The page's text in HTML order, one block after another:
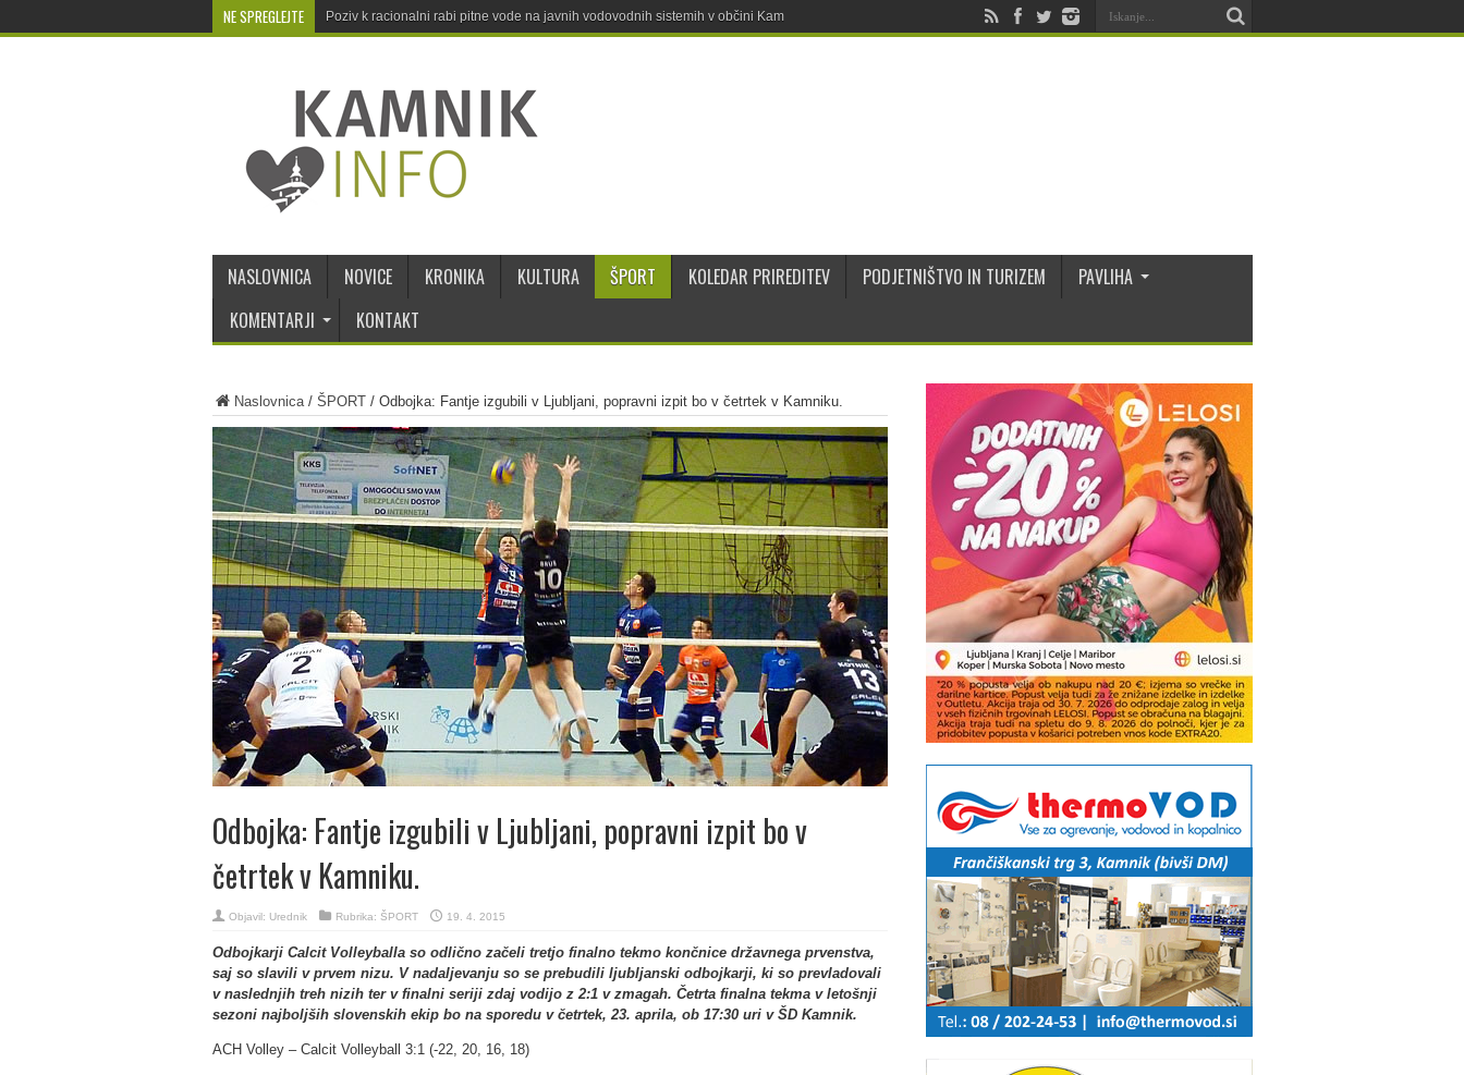
NE SPREGLEJTE Poziv k racionalni rabi pitne vode na javnih vodovodnih sistemih v občini Kamnik
NASLOVNICA NOVICE KRONIKA KULTURA ŠPORT KOLEDAR PRIREDITEV PODJETNIŠTVO IN TURIZEM
PAVLIHA
KOMENTARJI
KONTAKT
Naslovnica/ ŠPORT/ Odbojka: Fantje izgubili v Ljubljani, popravni izpit bo v četrtek v Kamniku.
Odbojka: Fantje izgubili v Ljubljani, popravni izpit bo v
četrtek v Kamniku.
Objavil: Urednik Rubrika: ŠPORT 19. 4. 2015
Odbojkarji Calcit Volleyballa so odlično začeli tretjo finalno tekmo končnice državnega prvenstva,
saj so slavili v prvem nizu. V nadaljevanju so se prebudili ljubljanski odbojkarji, ki so prevladovali
v naslednjih treh nizih ter v finalni seriji zdaj vodijo z 2:1 v zmagah. Četrta finalna tekma v letošnji
sezoni najboljših slovenskih ekip bo na sporedu v četrtek, 23. aprila, ob 17:30 uri v ŠD Kamnik.
ACH Volley – Calcit Volleyball 3:1 (-22, 20, 16, 18)